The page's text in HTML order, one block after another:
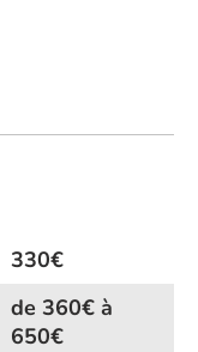
330€
de 360€ à
650€